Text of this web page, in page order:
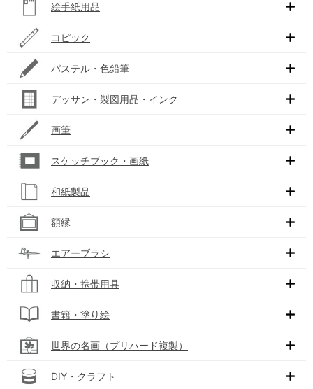
絵手紙用品
コピック
パステル・色鉛筆
デッサン・製図用品・インク
画筆
スケッチブック・画紙
和紙製品
額縁
エアーブラシ
収納・携帯用具
書籍・塗り絵
世界の名画（プリハード複製）
DIY・クラフト